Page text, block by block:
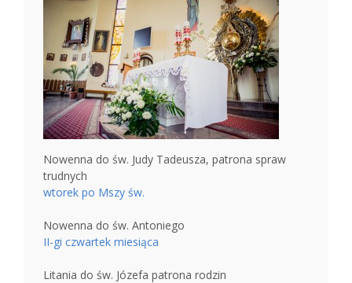
Nowenna do św. Judy Tadeusza, patrona spraw
trudnych
wtorek po Mszy św.
Nowenna do św. Antoniego
II-gi czwartek miesiąca
Litania do św. Józefa patrona rodzin